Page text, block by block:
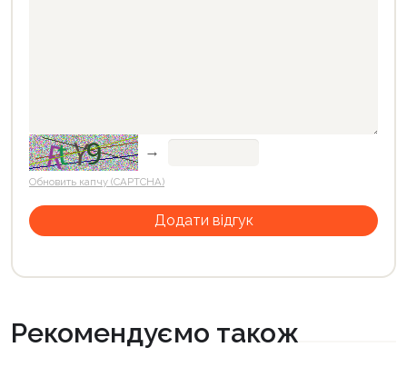
→
Обновить капчу (CAPTCHA)
Рекомендуємо також